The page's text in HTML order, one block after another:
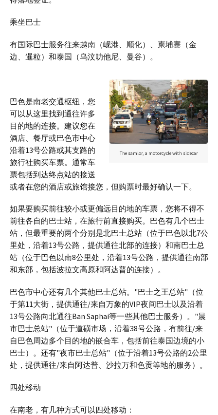
乘坐巴士
有国际巴士服务往来越南（岘港、顺化）、柬埔寨（金
边、暹粒）和泰国（乌汶叻他尼、曼谷）。
The samlor, a motorcycle with sidecar
巴色是南老交通枢纽，您
可以从这里找到通往许多
目的地的连接。建议您在
酒店、餐厅或巴色市中心
沿着13号公路或其支路的
旅行社购买车票。通常车
票包括到达终点站的接送
或者在您的酒店或旅馆接您，但购票时最好确认一下。
如果要购买前往较小或更偏远目的地的车票，您将不得不
前往各自的巴士站，在旅行前直接购买。巴色有几个巴士
站，但最重要的两个分别是北巴士总站（位于巴色以北7公
里处，沿着13号公路，提供通往北部的连接）和南巴士总
站（位于巴色以南8公里处，沿着13号公路，提供通往南部
和东部，包括波拉文高原和阿达普的连接）。
巴色市中心还有几个其他巴士总站。"巴士之王总站"（位
于第11大街，提供通往/来自万象的VIP夜间巴士以及沿着
13号公路向北通往Ban Saphai等一些其他巴士服务）。"晨
市巴士总站"（位于道磺市场，沿着38号公路，有前往/来
自巴色周边多个目的地的嵌合车，包括前往泰国边境的小
巴士）。还有"夜市巴士总站"（位于沿着13号公路的2公里
处，提供通往/来自阿达普、沙拉万和色贡等地的服务）。
四处移动
在南老，有几种方式可以四处移动：